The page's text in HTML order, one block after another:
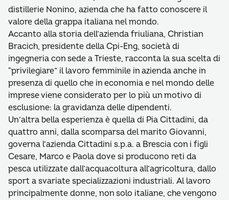
distillerie Nonino, azienda che ha fatto conoscere il
valore della grappa italiana nel mondo.
Accanto alla storia dell’azienda friuliana, Christian
Bracich, presidente della Cpi-Eng, società di
ingegneria con sede a Trieste, racconta la sua scelta di
“privilegiare” il lavoro femminile in azienda anche in
presenza di quello che in economia e nel mondo delle
imprese viene considerato per lo più un motivo di
esclusione: la gravidanza delle dipendenti.
Un’altra bella esperienza è quella di Pia Cittadini, da
quattro anni, dalla scomparsa del marito Giovanni,
governa l’azienda Cittadini s.p.a. a Brescia con i figli
Cesare, Marco e Paola dove si producono reti da
pesca utilizzate dall’acquacoltura all’agricoltura, dallo
sport a svariate specializzazioni industriali. Al lavoro
principalmente donne, non solo italiane, che vengono